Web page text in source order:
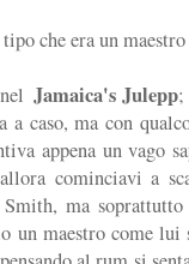
che era un
Jamaica's Julepp;
a caso, ma con
appena un vago
cominciavi a
Smith, ma
un maestro come